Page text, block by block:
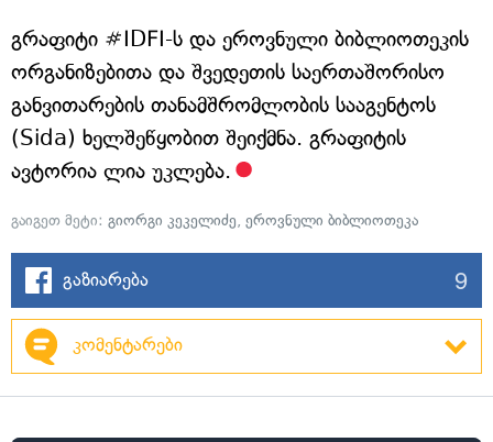
გრაფიტი #IDFI-ს და ეროვნული ბიბლიოთეკის
ორგანიზებითა და შვედეთის საერთაშორისო
განვითარების თანამშრომლობის სააგენტოს
(Sida) ხელშეწყობით შეიქმნა. გრაფიტის
ავტორია ლია უკლება.
გაიგეთ მეტი: გიორგი კეკელიძე, ეროვნული ბიბლიოთეკა
გაზიარება 9
კომენტარები